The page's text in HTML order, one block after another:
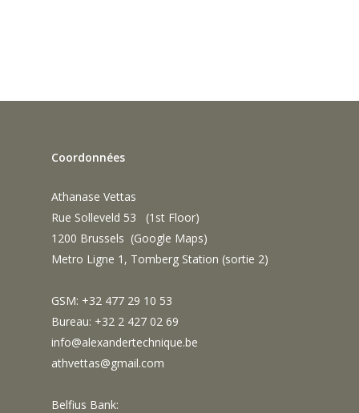
Coordonnées
Athanase Vettas
Rue Solleveld 53 (1st Floor)
1200 Brussels (Google Maps)
Metro Ligne 1, Tomberg Station (sortie 2)
GSM: +32 477 29 10 53
Bureau: +32 2 427 02 69
info@alexandertechnique.be
athvettas@gmail.com
Belfius Bank: